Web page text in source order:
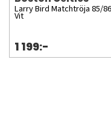
Larry Bird Matchtröja 85/
Vit
1 199:-